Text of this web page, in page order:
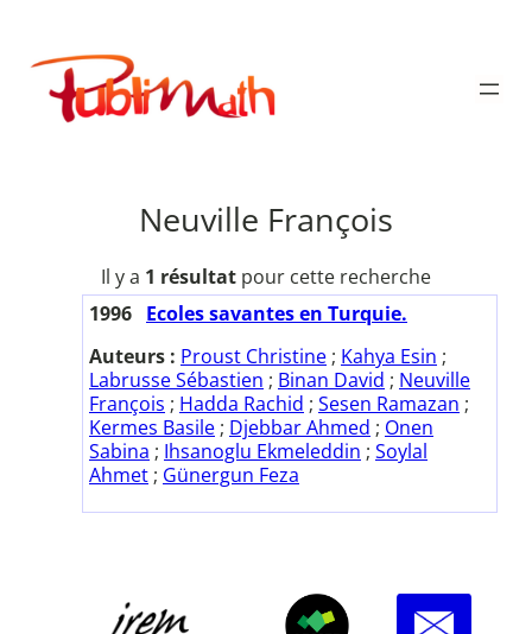
contenu
Publimath
Neuville François
Il y a 1 résultat pour cette recherche
1996 Ecoles savantes en Turquie.
Auteurs : Proust Christine ; Kahya Esin ;
Labrusse Sébastien ; Binan David ; Neuville
François ; Hadda Rachid ; Sesen Ramazan ;
Kermes Basile ; Djebbar Ahmed ; Onen
Sabina ; Ihsanoglu Ekmeleddin ; Soylal
Ahmet ; Günergun Feza